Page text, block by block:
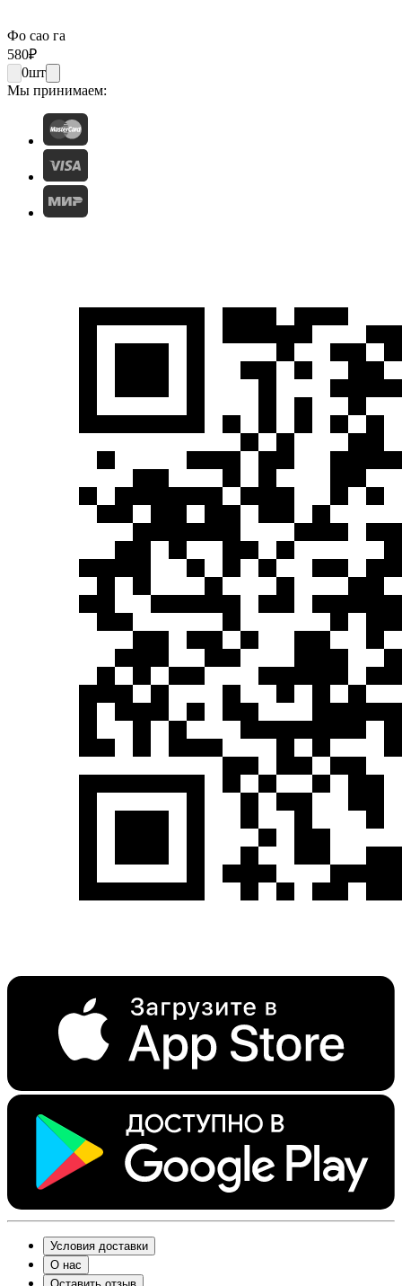
Фо сао га
580₽
0шт
Мы принимаем:
Условия доставки
О нас